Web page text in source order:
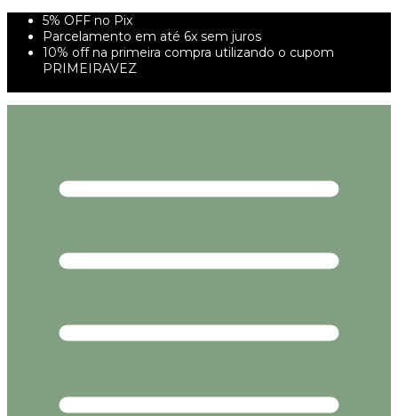
5% OFF no Pix
Parcelamento em até 6x sem juros
10% off na primeira compra utilizando o cupom
PRIMEIRAVEZ